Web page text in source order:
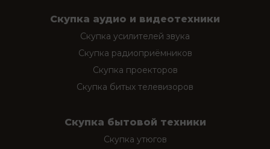
Скупка аудио и видеотехники
Скупка усилителей звука
Скупка радиоприёмников
Скупка проекторов
Скупка битых телевизоров
Скупка бытовой техники
Скупка утюгов